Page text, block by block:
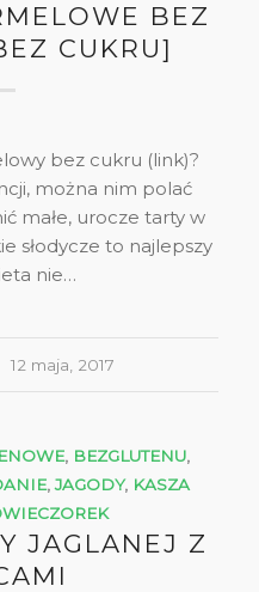
BEZ
CUKRU]
bez cukru (link)?
można nim polać
małe, urocze tarty w
słodycze to najlepszy
nie…
12 maja, 2017
, BEZGLUTENU,
,JAGODY, KASZA
JAGLANEJ Z